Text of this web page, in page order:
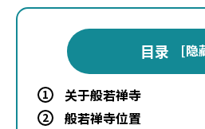
目录 [隐
1 关于般若禅寺
2
般若禅寺位置